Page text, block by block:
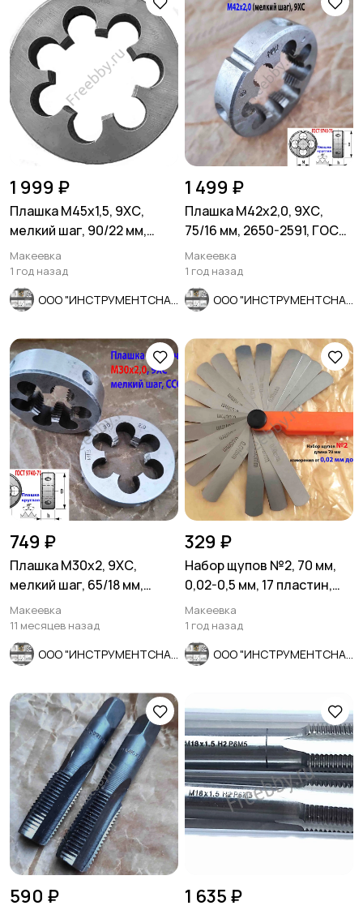
1 999 ₽
Плашка М45х1,5, 9ХС,
мелкий шаг, 90/22 мм,
ГОСТ 7740-71, сделано в
ССС
Макеевка
1 год назад
1 499 ₽
Плашка М42х2,0, 9ХС,
75/16 мм, 2650-2591, ГОСТ
7740-71, СССР.
Макеевка
1 год назад
749 ₽
Плашка М30х2, 9ХС,
мелкий шаг, 65/18 мм,
ГОСТ 7740-71, СССР
Макеевка
11 месяцев назад
329 ₽
Набор щупов №2, 70 мм,
0,02-0,5 мм, 17 пластин,
Россия.
Макеевка
1 год назад
590 ₽ 1 635 ₽